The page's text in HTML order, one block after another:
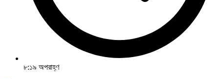
৮:১৯ অপরাহ্ণ